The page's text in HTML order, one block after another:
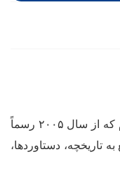
جوملا یکی از محبوب‌ترین سیستم‌های مدیریت محتوای متن باز (CMS) است که طی بیست سال گذشته به عنوان یکی از ستون‌های اصلی توسعه وب شناخته شده است. این پلتفرم که از سال ۲۰۰۵ رسماً
دستاوردها،